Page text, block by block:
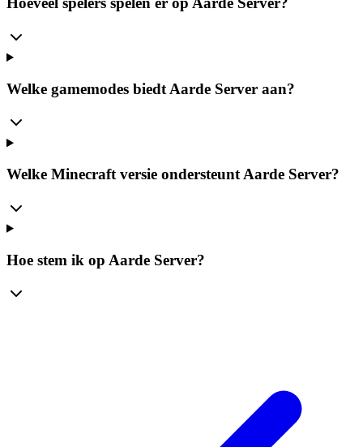
Welke gamemodes biedt Aarde Server aan?
Welke Minecraft versie ondersteunt Aarde Server?
Hoe stem ik op Aarde Server?